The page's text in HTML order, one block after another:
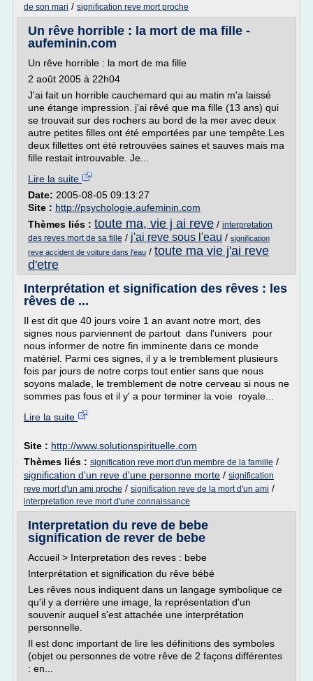
de son mari / signification reve mort proche
Un rêve horrible : la mort de ma fille -
aufeminin.com
Un rêve horrible : la mort de ma fille
2 août 2005 à 22h04
J'ai fait un horrible cauchemard qui au matin m'a laissé
une étange impression. j'ai rêvé que ma fille (13 ans) qui
se trouvait sur des rochers au bord de la mer avec deux
autre petites filles ont été emportées par une tempête.Les
deux fillettes ont été retrouvées saines et sauves mais ma
fille restait introuvable. Je...
Lire la suite
Date: 2005-08-05 09:13:27
Site : http://psychologie.aufeminin.com
Thèmes liés : toute ma, vie j ai reve / interpretation
des reves mort de sa fille / j'ai reve sous l'eau / signification
reve accident de voiture dans l'eau / toute ma vie j'ai reve
d'etre
Interprétation et signification des rêves : les
rêves de ...
Il est dit que 40 jours voire 1 an avant notre mort, des
signes nous parviennent de partout dans l'univers pour
nous informer de notre fin imminente dans ce monde
matériel. Parmi ces signes, il y a le tremblement plusieurs
fois par jours de notre corps tout entier sans que nous
soyons malade, le tremblement de notre cerveau si nous ne
sommes pas fous et il y' a pour terminer la voie royale...
Lire la suite
Site : http://www.solutionspirituelle.com
Thèmes liés : signification reve mort d'un membre de la famille /
signification d'un reve d'une personne morte / signification
reve mort d'un ami proche / signification reve de la mort d'un ami /
interpretation reve mort d'une connaissance
Interpretation du reve de bebe
signification de rever de bebe
Accueil > Interpretation des reves : bebe
Interprétation et signification du rêve bébé
Les rêves nous indiquent dans un langage symbolique ce
qu'il y a derrière une image, la représentation d'un
souvenir auquel s'est attachée une interprétation
personnelle.
Il est donc important de lire les définitions des symboles
(objet ou personnes de votre rêve de 2 façons différentes
: en...